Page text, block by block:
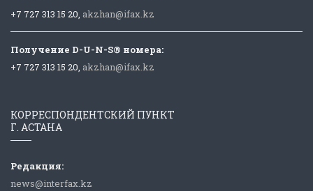
+7 727 313 15 20, akzhan@ifax.kz
Получение D-U-N-S® номера:
+7 727 313 15 20, akzhan@ifax.kz
КОРРЕСПОНДЕНТСКИЙ ПУНКТ
Г. АСТАНА
Редакция:
news@interfax.kz